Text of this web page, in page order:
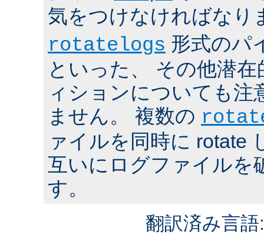
気をつけなければなり
rotatelogs 形式のパ
といった、 その他潜
ィションについても注
ません。 複数の
ァイルを同時に rotate
互いにログファイルを
す。
翻訳済み言